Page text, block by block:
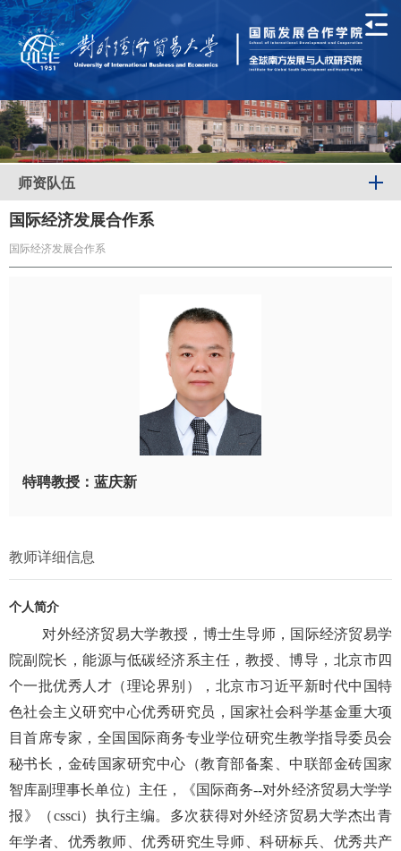
师资队伍
国际经济发展合作系
国际经济发展合作系
特聘教授：蓝庆新
教师详细信息
个人简介
对外经济贸易大学教授，博士生导师，国际经济贸易学
院副院长，能源与低碳经济系主任，教授、博导，北京市四
个一批优秀人才（理论界别），北京市习近平新时代中国特
色社会主义研究中心优秀研究员，国家社会科学基金重大项
目首席专家，全国国际商务专业学位研究生教学指导委员会
秘书长，金砖国家研究中心（教育部备案、中联部金砖国家
智库副理事长单位）主任，《国际商务--对外经济贸易大学学
报》（cssci）执行主编。多次获得对外经济贸易大学杰出青
年学者、优秀教师、优秀研究生导师、科研标兵、优秀共产